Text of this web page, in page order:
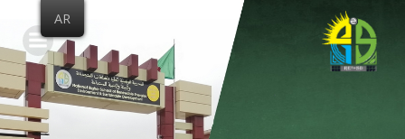
content
AR